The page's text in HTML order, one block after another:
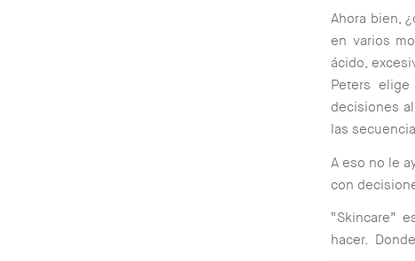
Ahora bien,
en varios
ácido,
Peters
decisiones
las
A eso no le
con
“Skincare”
hacer.